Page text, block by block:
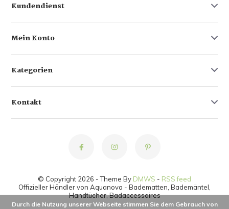
Kundendienst
Mein Konto
Kategorien
Kontakt
© Copyright 2026 - Theme By DMWS - RSS feed
Offizieller Händler von Aquanova - Badematten, Bademäntel,
Handtücher, Badaccessoires
Durch die Nutzung unserer Webseite stimmen Sie dem Gebrauch von